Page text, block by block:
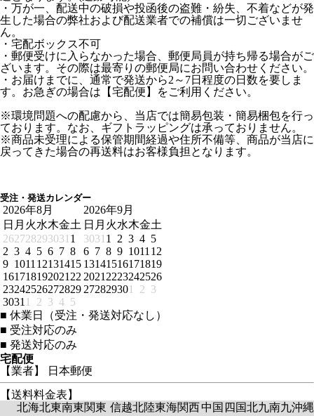
・万が一、配送中の破損や投函後の盗難・紛失、不着などが発
生した場合の弊社および配送業者での補償は一切ございませ
ん。
・宅配ボックス不可
・郵便受けに入らなかった場合、郵便局員が持ち帰る場合がご
ざいます。その際は最寄りの郵便局にお問い合わせください。
・お届けまでに、通常で発送から2～7日程度の日数を要しま
す。お急ぎの場合は【宅配便】をご利用ください。
※環境問題への配慮から、当店では簡易包装・簡易梱包を行っ
ております。なお、ギフトラッピングは承っておりません。
※商品未受理による保管期間経過や住所不備等、商品が当店に
戻ってきた場合の再送料はお客様負担となります。
受注・発送カレンダー
2026年8月
日 月 火水木金土
262728293031 1
2 3 4 5 6 7 8
9 1011 12131415
161718192021 22
23242526272829
3031 1 2 3 4 5
2026年9月
日 月 火水木金土
3031 1 2 3 4 5
6 7 8 9 1011 12
13141516171819
2021 2223242526
272829301 2 3
■ 休業日（受注・発送対応なし）
■ 受注対応のみ
■ 発送対応のみ
宅配便
【業者】 日本郵便
【送料料金表】
北海北東南東関東 信越北陸東海関西中国 四国北九南九沖縄